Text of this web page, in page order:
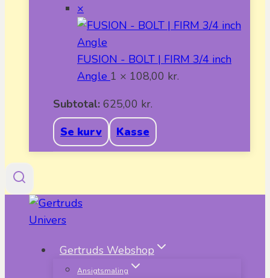
×
FUSION - BOLT | FIRM 3/4 inch
Angle 1 × 108,00 kr.
Subtotal: 625,00 kr.
Se kurv
Kasse
Gertruds Webshop
Ansigtsmaling